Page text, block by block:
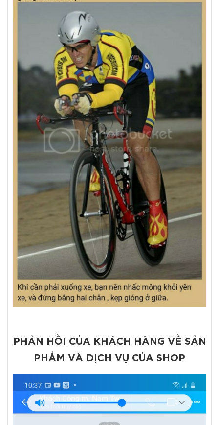
PHẢN HỒI CỦA KHÁCH HÀNG VỀ SẢN
PHẨM VÀ DỊCH VỤ CỦA SHOP